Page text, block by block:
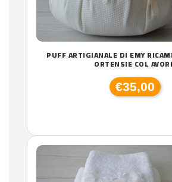
PUFF ARTIGIANALE DI EMY
ORTENSIE COL AVORI
€35,00